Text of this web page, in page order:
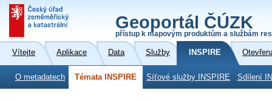
Geoportál ČÚZK
přístup k mapovým produktům a službám
Vítejte Aplikace Data Služby INSPIRE
O metadatech Témata INSPIRE Síťové služby INSPIRE Sdílení